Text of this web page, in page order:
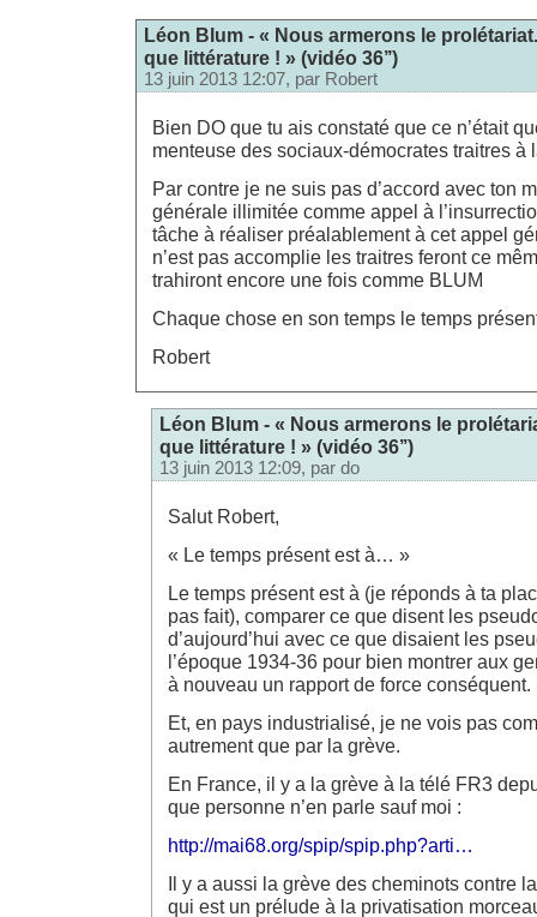
Léon Blum - « Nous armerons le
que littérature ! » (vidéo 36’’)
13 juin 2013 12:07, par Robert
Bien DO que tu ais constaté que ce n’était
menteuse des sociaux-démocrates traitres à
Par contre je ne suis pas d’accord avec ton
générale illimitée comme appel à
tâche à réaliser préalablement à cet appel
n’est pas accomplie les traitres feront ce
trahiront encore une fois comme BLUM
Chaque chose en son temps le temps
Robert
Léon Blum - « Nous armerons le
que littérature ! » (vidéo 36’’)
13 juin 2013 12:09, par do
Salut Robert,
« Le temps présent est à… »
Le temps présent est à (je réponds à ta
pas fait), comparer ce que disent les
d’aujourd’hui avec ce que disaient les
l’époque 1934-36 pour bien montrer aux
à nouveau un rapport de force conséquent.
Et, en pays industrialisé, je ne vois pas
autrement que par la grève.
En France, il y a la grève à la télé FR3
que personne n’en parle sauf moi :
http://mai68.org/spip/spip.php?arti…
Il y a aussi la grève des cheminots contre
qui est un prélude à la privatisation